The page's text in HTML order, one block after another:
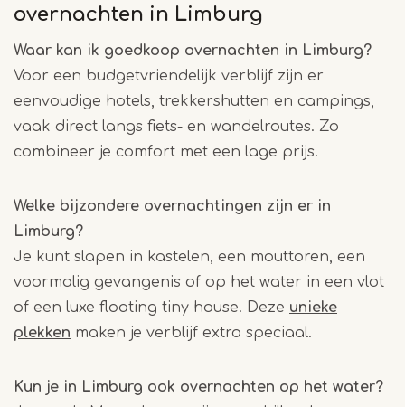
overnachten in Limburg
Waar kan ik goedkoop overnachten in Limburg?
Voor een budgetvriendelijk verblijf zijn er
eenvoudige hotels, trekkershutten en campings,
vaak direct langs fiets- en wandelroutes. Zo
combineer je comfort met een lage prijs.
Welke bijzondere overnachtingen zijn er in
Limburg?
Je kunt slapen in kastelen, een mouttoren, een
voormalig gevangenis of op het water in een vlot
of een luxe floating tiny house. Deze unieke
plekken maken je verblijf extra speciaal.
Kun je in Limburg ook overnachten op het water?